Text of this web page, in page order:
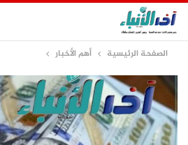
الصفحة الرئيسية أهم الأخبار